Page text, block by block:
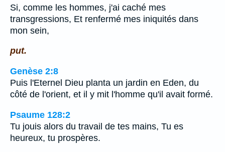
Si, comme les hommes, j'ai caché mes
transgressions, Et renfermé mes iniquités dans
mon sein,
put.
Genèse 2:8
Puis l'Eternel Dieu planta un jardin en Eden, du
côté de l'orient, et il y mit l'homme qu'il avait formé.
Psaume 128:2
Tu jouis alors du travail de tes mains, Tu es
heureux, tu prospères.